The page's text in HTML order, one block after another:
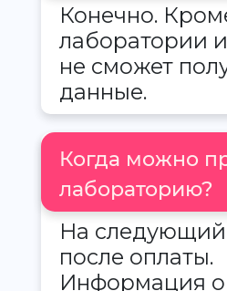
Конечно.
лаборатории
не сможет
данные.
Когда можно
лабораторию?
На
после оплаты.
Информация